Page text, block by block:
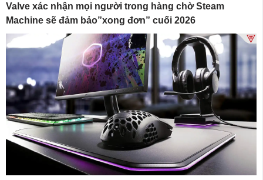
Valve xác nhận mọi người trong hàng chờ Steam
Machine sẽ đảm bảo”xong đơn” cuối 2026